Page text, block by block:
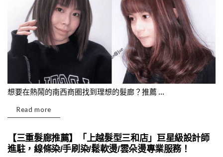
想要在熱鬧的南西商圈找到理想的髮廊？推薦 ...
Read more
【三重髮廊推薦】「上越髮型三和店」巨星級設計師
進駐，線條染/手刷染/鬆軟燙/雲朵燙專業服務！